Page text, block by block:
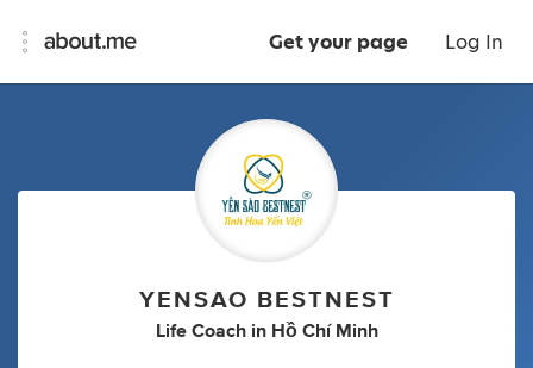
Get your page Log In
YENSAO BESTNEST
Life Coach in Hồ Chí Minh